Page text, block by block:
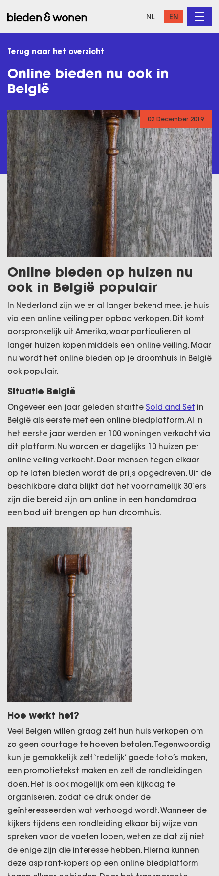
NL EN
Terug naar het overzicht
Online bieden nu ook in
België
02 December 2019
Online bieden op huizen nu
ook in België populair
In Nederland zijn we er al langer bekend mee, je huis
via een online veiling per opbod verkopen. Dit komt
oorspronkelijk uit Amerika, waar particulieren al
langer huizen kopen middels een online veiling. Maar
nu wordt het online bieden op je droomhuis in België
ook populair.
Situatie België
Ongeveer een jaar geleden startte Sold and Set in
België als eerste met een online biedplatform. Al in
het eerste jaar werden er 100 woningen verkocht via
dit platform. Nu worden er dagelijks 10 huizen per
online veiling verkocht. Door mensen tegen elkaar
op te laten bieden wordt de prijs opgedreven. Uit de
beschikbare data blijkt dat het voornamelijk 30’ers
zijn die bereid zijn om online in een handomdraai
een bod uit brengen op hun droomhuis.
Hoe werkt het?
Veel Belgen willen graag zelf hun huis verkopen om
zo geen courtage te hoeven betalen. Tegenwoordig
kun je gemakkelijk zelf ‘redelijk’ goede foto’s maken,
een promotietekst maken en zelf de rondleidingen
doen. Het is ook mogelijk om een kijkdag te
organiseren, zodat de druk onder de
geïnteresseerden wat verhoogd wordt. Wanneer de
kijkers tijdens een rondleiding elkaar bij wijze van
spreken voor de voeten lopen, weten ze dat zij niet
de enige zijn die interesse hebben. Hierna kunnen
deze aspirant-kopers op een online biedplatform